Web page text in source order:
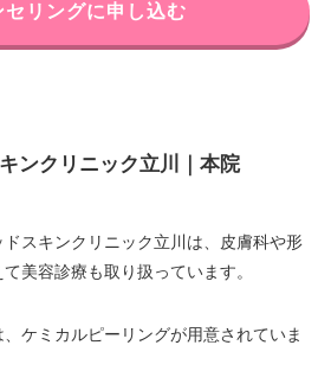
セリングに申し込む
ンクリニック立川｜本院
スキンクリニック立川は、皮膚科や形
美容診療も取り扱っています。
ケミカルピーリングが用意されていま